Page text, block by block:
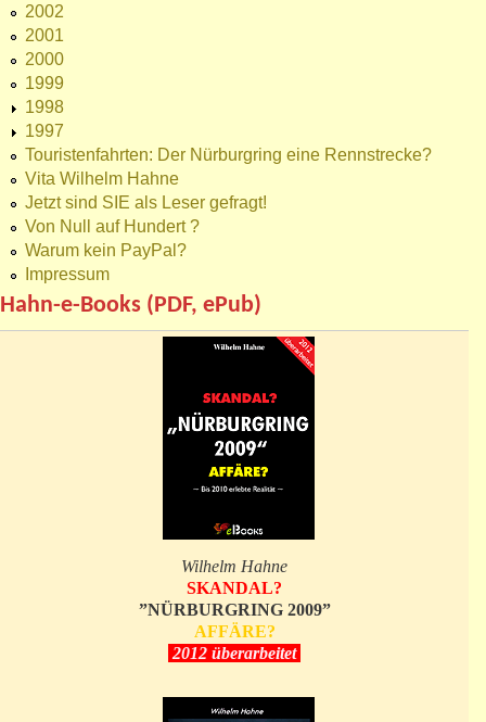
2002
2001
2000
1999
1998
1997
Touristenfahrten: Der Nürburgring eine Rennstrecke?
Vita Wilhelm Hahne
Jetzt sind SIE als Leser gefragt!
Von Null auf Hundert ?
Warum kein PayPal?
Impressum
Hahn-e-Books (PDF, ePub)
Wilhelm Hahne
SKANDAL?
”NÜRBURGRING 2009”
AFFÄRE?
2012 überarbeitet